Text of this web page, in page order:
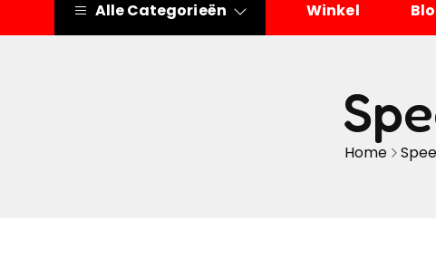
Alle Categorieën Winkel
Home